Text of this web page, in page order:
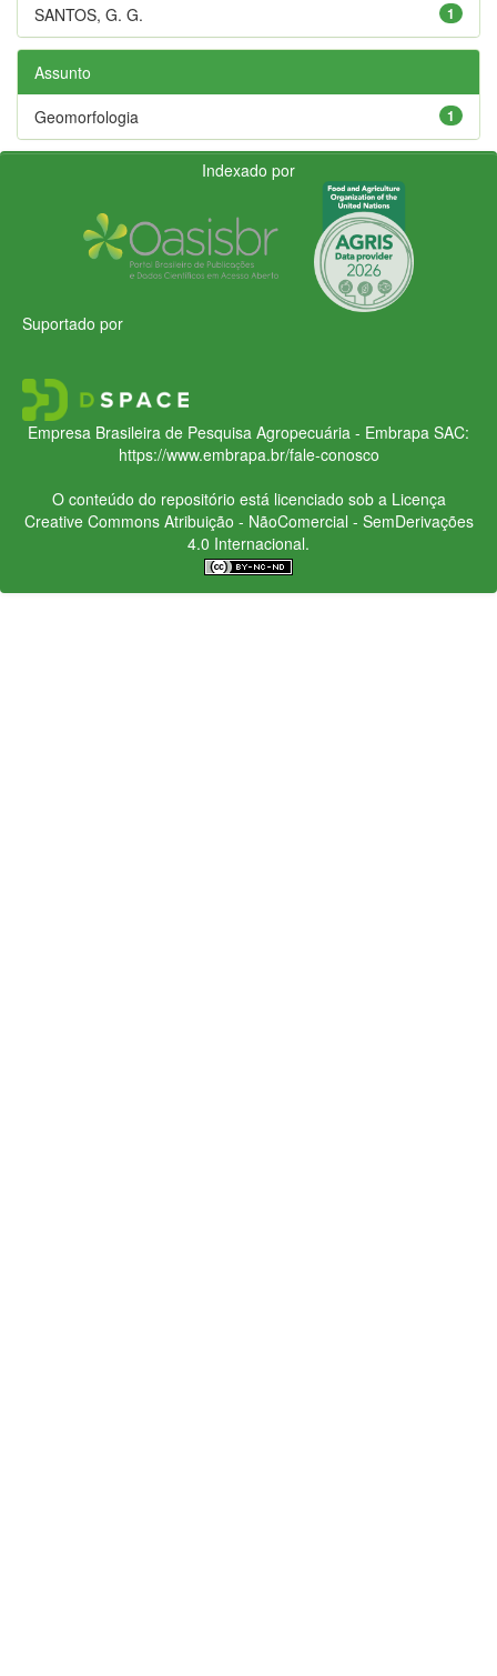
1
SANTOS, G. G.
Assunto
1
Geomorfologia
Indexado por
Suportado por
Empresa Brasileira de Pesquisa Agropecuária - Embrapa SAC:
https://www.embrapa.br/fale-conosco
O conteúdo do repositório está licenciado sob a Licença
Creative CommonsAtribuição - NãoComercial - SemDerivações
4.0 Internacional.